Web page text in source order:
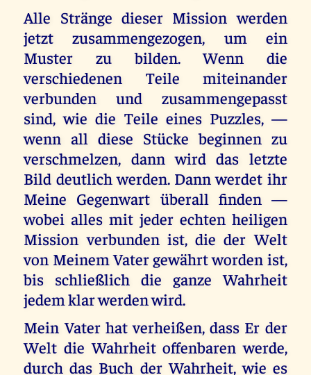
Alle Stränge dieser Mission werden
jetzt zusammengezogen, um ein
Muster zu bilden. Wenn die
verschiedenen Teile miteinander
verbunden und zusammengepasst
sind, wie die Teile eines Puzzles, —
wenn all diese Stücke beginnen zu
verschmelzen, dann wird das letzte
Bild deutlich werden. Dann werdet ihr
Meine Gegenwart überall finden —
wobei alles mit jeder echten heiligen
Mission verbunden ist, die der Welt
von Meinem Vater gewährt worden ist,
bis schließlich die ganze Wahrheit
jedem klar werden wird.
Mein Vater hat verheißen, dass Er der
Welt die Wahrheit offenbaren werde,
durch das Buch der Wahrheit, wie es